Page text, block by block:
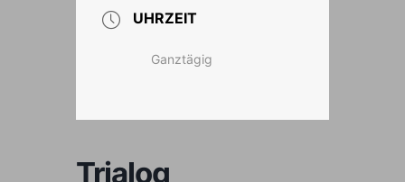
UHRZEIT
Ganztägig
Trialog